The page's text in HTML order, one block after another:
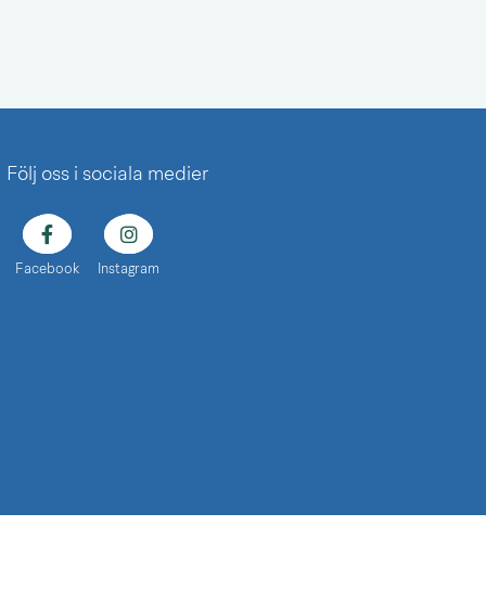
Följ oss i sociala medier
Facebook Instagram